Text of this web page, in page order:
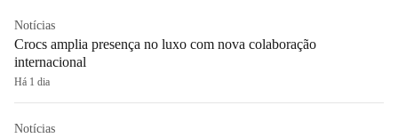
Notícias
Crocs amplia presença no luxo com nova colaboração
internacional
Há 1 dia
Notícias